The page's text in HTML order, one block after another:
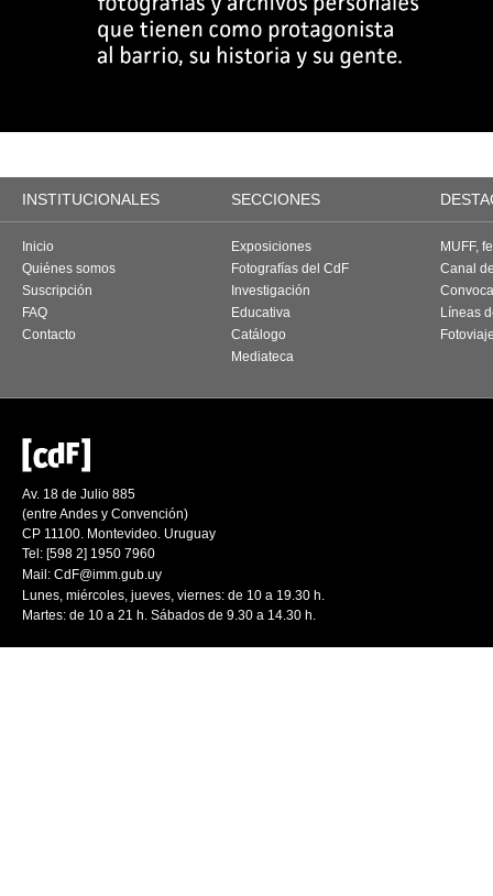
INSTITUCIONALES SECCIONES
Inicio
Quiénes somos
Suscripción
FAQ
Contacto
Exposiciones
Fotografías del CdF
Investigación
Educativa
Catálogo
Mediateca
MUFF,
Canal
Líneas
Av. 18 de Julio 885
(entre Andes y Convención)
CP 11100. Montevideo. Uruguay
Tel: [598 2] 1950 7960
Mail: CdF@imm.gub.uy
Lunes, miércoles, jueves, viernes: de 10 a 19.30 h.
Martes: de 10 a 21 h. Sábados de 9.30 a 14.30 h.